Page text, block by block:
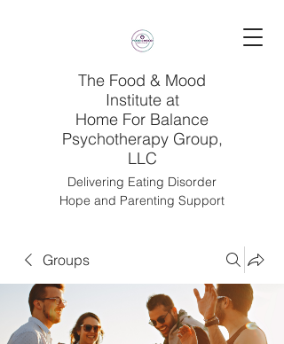
The Food & Mood
Institute at
Home For Balance
Psychotherapy Group,
LLC
Delivering Eating Disorder
Hope and Parenting Support
Groups